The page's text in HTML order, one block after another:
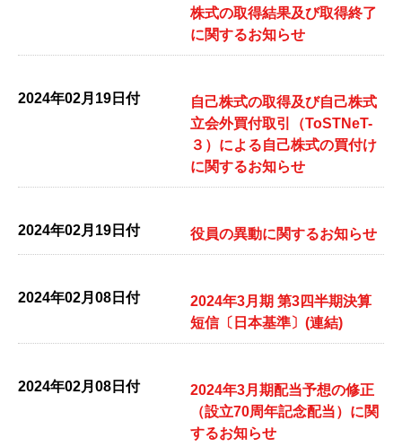
株式の取得結果及び取得終了
に関するお知らせ
2024年02月19日付
自己株式の取得及び自己株式
立会外買付取引（ToSTNeT-
３）による自己株式の買付け
に関するお知らせ
2024年02月19日付 役員の異動に関するお知らせ
2024年02月08日付
2024年3月期 第3四半期決算
短信〔日本基準〕(連結)
2024年02月08日付
2024年3月期配当予想の修正
（設立70周年記念配当）に関
するお知らせ